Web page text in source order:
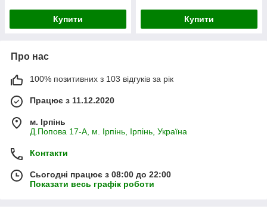
Купити Купити
Про нас
100% позитивних з 103 відгуків за рік
Працює з 11.12.2020
м. Ірпінь
Д.Попова 17-А, м. Ірпінь, Ірпінь, Україна
Контакти
Сьогодні працює з 08:00 до 22:00
Показати весь графік роботи